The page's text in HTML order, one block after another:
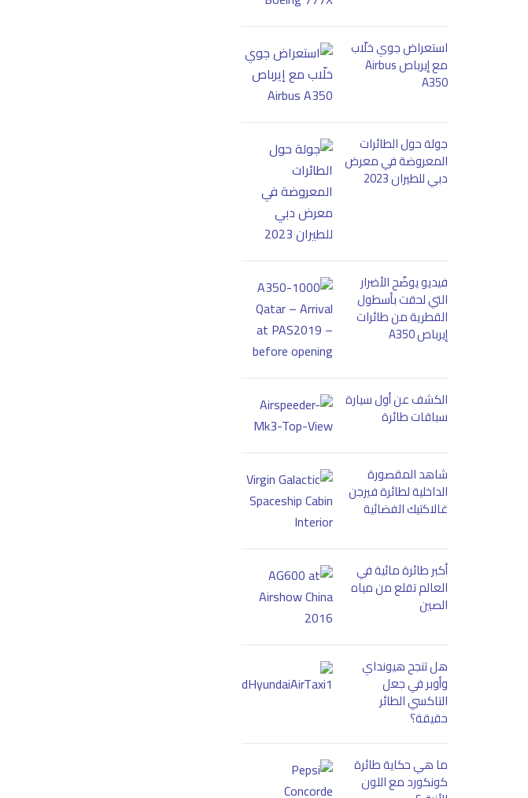
استعراض جوي خلّاب
مع إيرباص Airbus
A350
جولة حول الطائرات
المعروضة في معرض
دبي للطيران 2023
فيديو يوضّح الأضرار
التي لحقت بأسطول
القطرية من طائرات
إيرباص A350
الكشف عن أول سيارة
سباقات طائرة
شاهد المقصورة
الداخلية لطائرة فيرجن
غالاكتيك الفضائية
أكبر طائرة مائية في
العالم تقلع من مياه
الصين
هل تنجح هيونداي
وأوبر في جعل
التاكسي الطائر
حقيقة؟
ما هي حكاية طائرة
كونكورد مع اللون